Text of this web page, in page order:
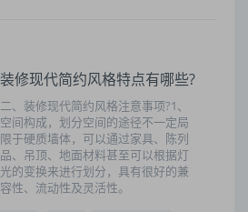
装修现代简约风格特点有哪些?
二、装修现代简约风格注意事项?1、
空间构成，划分空间的途径不一定局
限于硬质墙体，可以通过家具、陈列
品、吊顶、地面材料甚至可以根据灯
光的变换来进行划分，具有很好的兼
容性、流动性及灵活性。